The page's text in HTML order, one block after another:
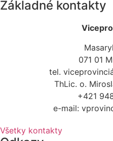
Základné kontakty
071 01
tel.
ThLic. o.
+421
e-mail:
Všetky kontakty